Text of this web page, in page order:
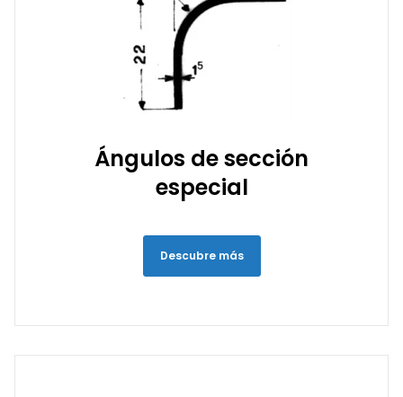
Ángulos de sección
especial
Descubre más